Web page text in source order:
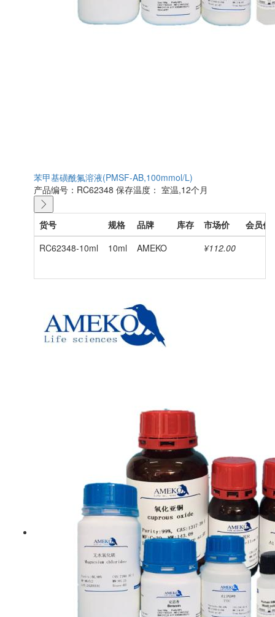
苯甲基磺酰氟溶液(PMSF-AB,100mmol/L)
产品编号：RC62348 保存温度： 室温,12个月
货号 规格 品牌 库存 市场价
会员价
RC62348-10ml
10ml AMEKO ¥112.00